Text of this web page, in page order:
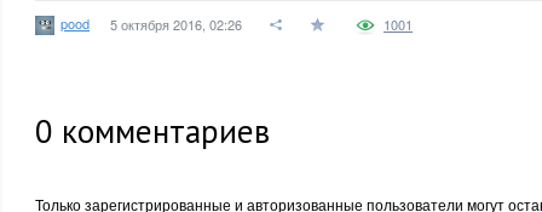
pood 5 октября 2016, 02:26 1001
0 комментариев
Только зарегистрированные и авторизованные пользователи могут